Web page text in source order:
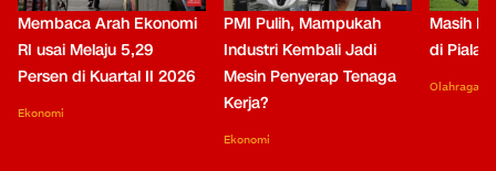
Membaca Arah Ekonomi
RI usai Melaju 5,29
Persen di Kuartal II 2026
Ekonomi
PMI Pulih, Mampukah
Industri Kembali Jadi
Mesin Penyerap Tenaga
Kerja?
Ekonomi
Masih
di Piala
Olahraga